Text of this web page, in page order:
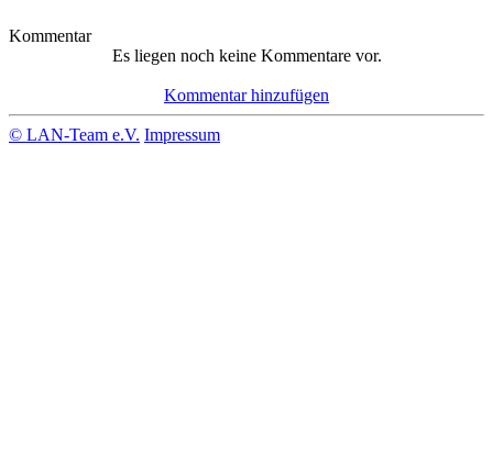
Kommentar
Es liegen noch keine Kommentare vor.
Kommentar hinzufügen
© LAN-Team e.V. Impressum